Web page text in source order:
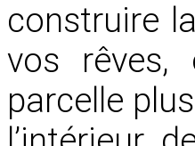
construire
vos rêves,
parcelle